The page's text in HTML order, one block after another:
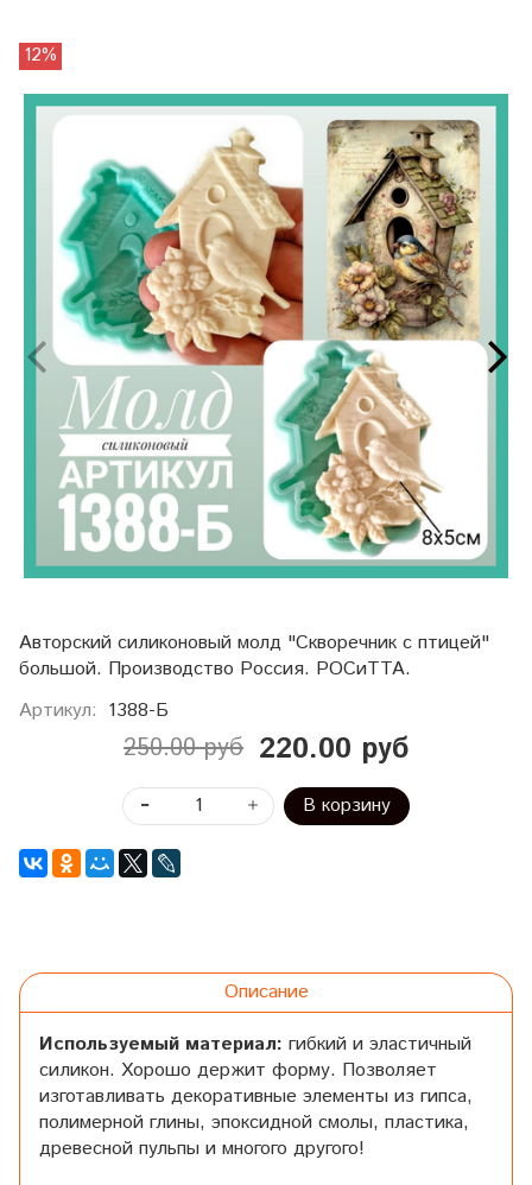
12%
Авторский силиконовый молд "Скворечник с птицей"
большой. Производство Россия. РОСиТТА.
Артикул: 1388-Б
250.00 руб 220.00 руб
В корзину
Описание
Используемый материал: гибкий и эластичный
силикон. Хорошо держит форму. Позволяет
изготавливать декоративные элементы из гипса,
полимерной глины, эпоксидной смолы, пластика,
древесной пульпы и многого другого!